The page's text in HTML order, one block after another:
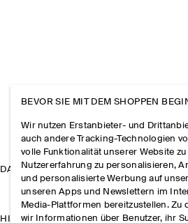
DAS UNTERNEHMEN
HILFE
BEVOR SIE MIT DEM SHOPPEN
Wir nutzen Erstanbieter- und
auch andere Tracking-Technologien
volle Funktionalität unserer Website
Nutzererfahrung zu personalisieren,
und personalisierte Werbung auf
unseren Apps und Newslettern im
Media-Plattformen bereitzustellen. Zu
wir Informationen über Benutzer, ihr